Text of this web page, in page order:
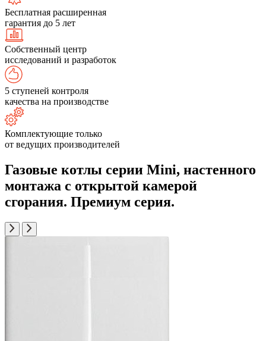
Бесплатная расширенная
гарантия до 5 лет
Собственный центр
исследований и разработок
5 ступеней контроля
качества на производстве
Комплектующие только
от ведущих производителей
Газовые котлы серии Mini, настенного
монтажа с открытой камерой
сгорания. Премиум серия.